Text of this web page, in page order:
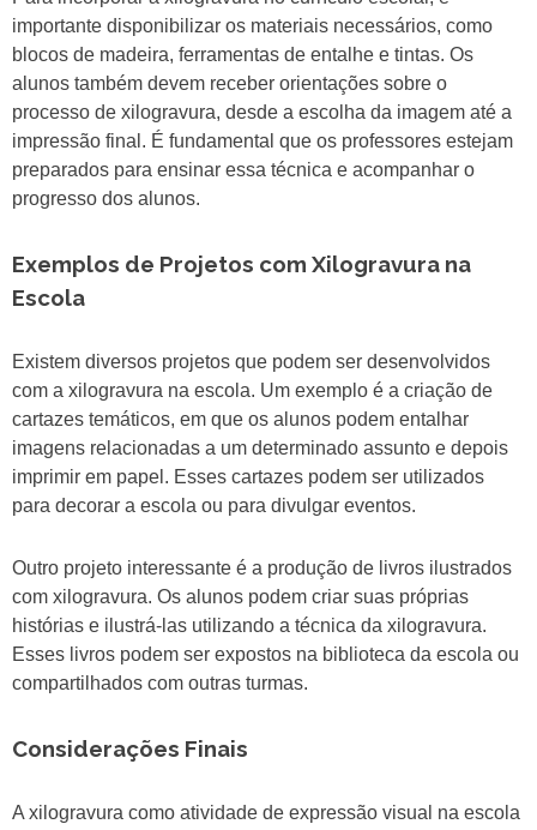
importante disponibilizar os materiais necessários, como
blocos de madeira, ferramentas de entalhe e tintas. Os
alunos também devem receber orientações sobre o
processo de xilogravura, desde a escolha da imagem até a
impressão final. É fundamental que os professores estejam
preparados para ensinar essa técnica e acompanhar o
progresso dos alunos.
Exemplos de Projetos com Xilogravura na
Escola
Existem diversos projetos que podem ser desenvolvidos
com a xilogravura na escola. Um exemplo é a criação de
cartazes temáticos, em que os alunos podem entalhar
imagens relacionadas a um determinado assunto e depois
imprimir em papel. Esses cartazes podem ser utilizados
para decorar a escola ou para divulgar eventos.
Outro projeto interessante é a produção de livros ilustrados
com xilogravura. Os alunos podem criar suas próprias
histórias e ilustrá-las utilizando a técnica da xilogravura.
Esses livros podem ser expostos na biblioteca da escola ou
compartilhados com outras turmas.
Considerações Finais
A xilogravura como atividade de expressão visual na escola